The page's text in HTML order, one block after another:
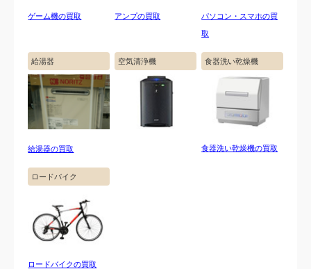
ゲーム機の買取 アンプの買取 パソコン・スマホの買
取
給湯器
給湯器の買取
空気清浄機 食器洗い乾燥機
食器洗い乾燥機の買取
ロードバイク
ロードバイクの買取